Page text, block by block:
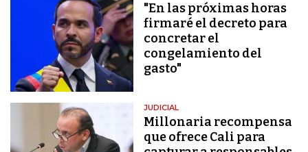
"En las próximas horas
firmaré el decreto para
concretar el
congelamiento del
gasto"
JUDICIAL
Millonaria recompensa
que ofrece Cali para